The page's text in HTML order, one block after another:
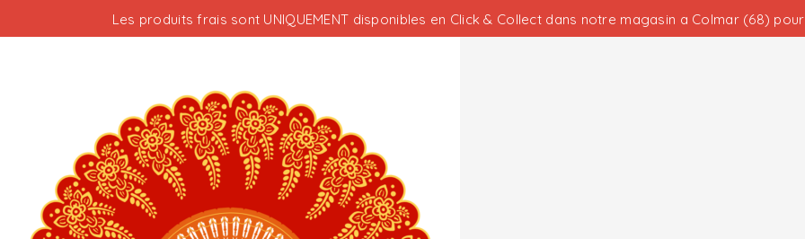
Les produits frais sont UNIQUEMENT disponibles en Click & Collect dans notre magasin a Colmar (68)